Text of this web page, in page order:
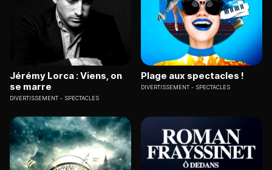
Jérémy Lorca : Viens, on
se marre
DIVERTISSEMENT SPECTACLES
Plage aux spectacles !
DIVERTISSEMENT SPECTACLES